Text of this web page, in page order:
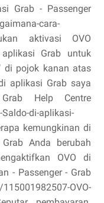
Grab - Passenger
cara-
aktivasi OVO
Grab untuk
di pojok kanan atas
aplikasi Grab saya
Help Centre
di-aplikasi-
kemungkinan di
Anda berubah
OVO di
- Passenger - Grab
OVO-